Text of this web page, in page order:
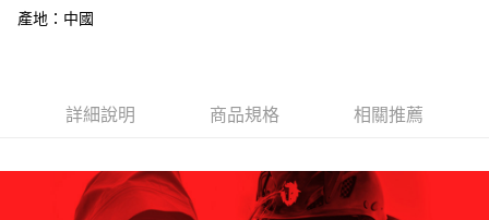
３．收到繳費通知簡訊後14天內，點擊此簡訊中的連結，可透過四大超商／
購買商品的店家。未經商家同意取消之訂單仍視為有效，需透過AFTEE先享
後付繳納相關費用。
※ 交易是否成功請以「AFTEE先享後付 」之結帳頁面顯示為準，若有關於
產地：中國
詳細說明 商品規格 相關推薦